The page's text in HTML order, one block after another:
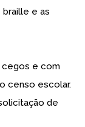
e as
e com
censo escolar.
de